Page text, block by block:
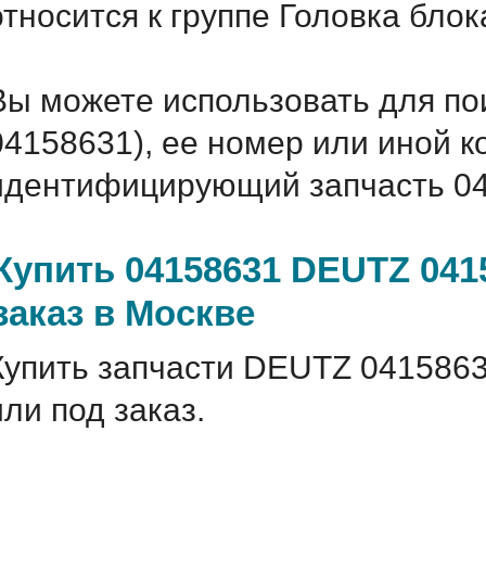
к группе Головка
можете использовать для
ее номер или иной
запчасть
04158631 DEUTZ
в Москве
запчасти DEUTZ
под заказ.